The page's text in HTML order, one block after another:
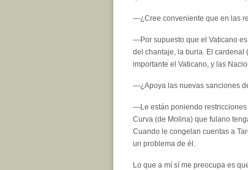
—¿Cree conveniente que en las
—Por supuesto que el Vaticano
del chantaje, la burla. El cardenal
importante el Vaticano, y las
—¿Apoya las nuevas sanciones
—Le están poniendo restricciones
Curva (de Molina) que fulano
Cuando le congelan cuentas a
un problema de él.
Lo que a mí sí me preocupa es